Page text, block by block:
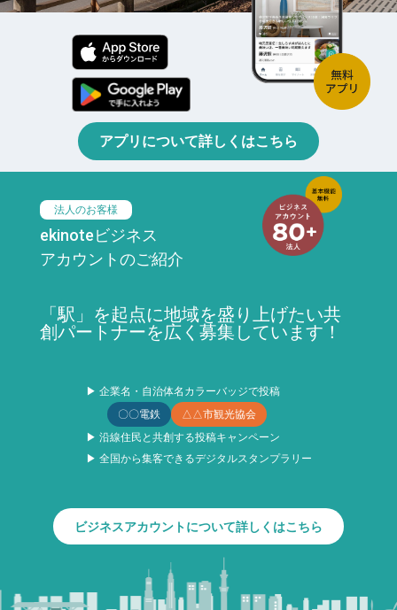
アプリについて詳しくはこちら
法人のお客様
ekinoteビジネス
アカウントのご紹介
「駅」を起点に地域を盛り上げたい共
創パートナーを広く募集しています！
▶ 企業名・自治体名カラーバッジで投稿
〇〇電鉄
△△市観光協会
▶ 沿線住民と共創する投稿キャンペーン
▶ 全国から集客できるデジタルスタンプラリー
ビジネスアカウントについて詳しくはこちら